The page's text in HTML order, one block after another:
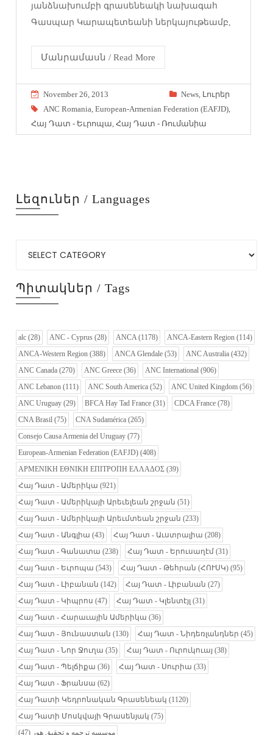
յանձնախումբի գրասենեակի նախագահ
Գասպար Կարապետեանի ներկայութեամբ,
Մանրամասն / Read More
November 26, 2013 News, Լուրեր
ANC Romania,European-Armenian Federation (EAFJD),
Հայ Դատ - Եւրոպա,Հայ Դատ - Ռումանիա
Լեզուներ / Languages
Պիտակներ / Tags
alc (28) ANC - Cyprus (28) ANCA(1178) ANCA-Eastern Region (114)
ANCA-Western Region (388) ANCA Glendale (53) ANC Australia (432)
ANC Canada (270) ANC Greece (36) ANC International (906)
ANC Lebanon (111) ANC South America (52) ANC United Kingdom (56)
ANC Uruguay (29) BFCA Hay Tad France (31) CDCA France (78)
CNA Brasil (75) CNA Sudamérica (265)
Consejo Causa Armenia del Uruguay (77)
European-Armenian Federation (EAFJD) (408)
ΑΡΜΕΝΙΚΗ ΕΘΝΙΚΗ ΕΠΙΤΡΟΠΗ ΕΛΛΑΔΟΣ (39)
Հայ Դատ - Ամերիկա (921)
Հայ Դատ - Ամերիկայի Արեւելեան շրջան (51)
Հայ Դատ - Ամերիկայի Արեւմտեան շրջան (233)
Հայ Դատ - Անգլիա (43) Հայ Դատ - Աւստրալիա (208)
Հայ Դատ - Գանատա (238) Հայ Դատ - Երուսաղէմ (31)
Հայ Դատ - Եւրոպա (543) Հայ Դատ - Թեհրան (ՀՈՒՍԿ) (95)
Հայ Դատ - Լիբանան (142) Հայ Դատ - Լիբանան (27)
Հայ Դատ - Կիպրոս (47) Հայ Դատ - Կլենտէյլ (31)
Հայ Դատ - Հարաւային Ամերիկա (36)
Հայ Դատ - Յունաստան (130) Հայ Դատ - Նիդեռլանդներ (45)
Հայ Դատ - Նոր Ջուղա (35) Հայ Դատ - Ուրուկուայ (38)
Հայ Դատ - Պելճիքա (36) Հայ Դատ - Սուրիա (33)
Հայ Դատ - Ֆրանսա (62)
Հայ Դատի Կեդրոնական Գրասենեակ (1120)
Հայ Դատի Մոսկվայի Գրասենյակ (75)
موسسه ترجمه و تحقیق هور (47)